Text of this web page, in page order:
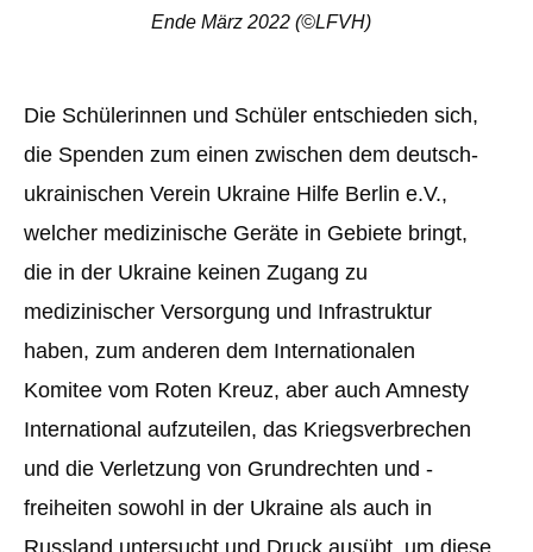
Ende März 2022 (©LFVH)
Die Schülerinnen und Schüler entschieden sich,
die Spenden zum einen zwischen dem deutsch-
ukrainischen Verein Ukraine Hilfe Berlin e.V.,
welcher medizinische Geräte in Gebiete bringt,
die in der Ukraine keinen Zugang zu
medizinischer Versorgung und Infrastruktur
haben, zum anderen dem Internationalen
Komitee vom Roten Kreuz, aber auch Amnesty
International aufzuteilen, das Kriegsverbrechen
und die Verletzung von Grundrechten und -
freiheiten sowohl in der Ukraine als auch in